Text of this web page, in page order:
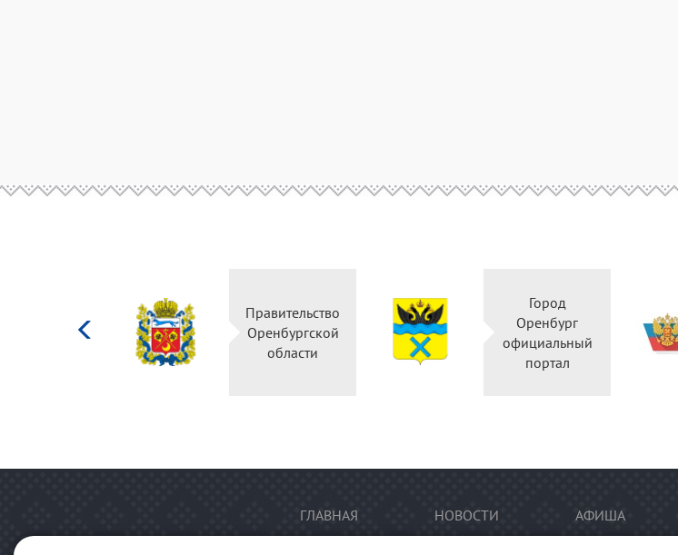
Правительство
Оренбургской
области
Город
Оренбург
официальный
портал
ГЛАВНАЯ НОВОСТИ АФИША